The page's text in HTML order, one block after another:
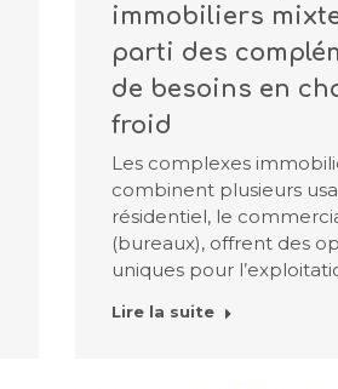
immobiliers
parti des
de besoins en
froid
Les complexes
combinent plusieurs
résidentiel, le
(bureaux), offrent des
uniques pour
Lire la suite